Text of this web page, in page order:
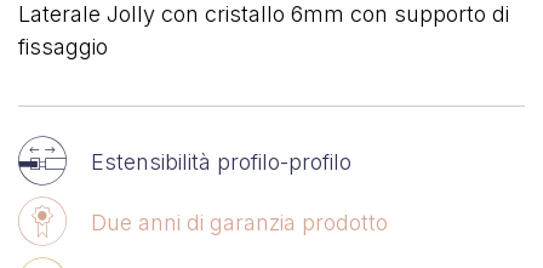
Laterale Jolly con cristallo 6mm con supporto di
fissaggio
Estensibilità profilo-profilo
Due anni di garanzia prodotto